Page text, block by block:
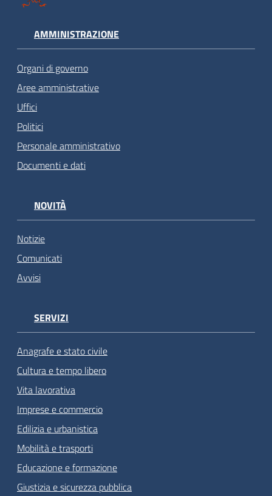
AMMINISTRAZIONE
Organi di governo
Aree amministrative
Uffici
Politici
Personale amministrativo
Documenti e dati
NOVITÀ
Notizie
Comunicati
Avvisi
SERVIZI
Anagrafe e stato civile
Cultura e tempo libero
Vita lavorativa
Imprese e commercio
Edilizia e urbanistica
Mobilità e trasporti
Educazione e formazione
Giustizia e sicurezza pubblica